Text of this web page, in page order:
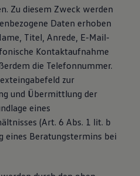
Zu diesem Zweck werden
Daten erhoben
Titel, Anrede, E-Mail-
Kontaktaufnahme
die Telefonnummer.
zur
und Übermittlung der
eines
(Art. 6 Abs. 1 lit. b
eines Beratungstermins bei